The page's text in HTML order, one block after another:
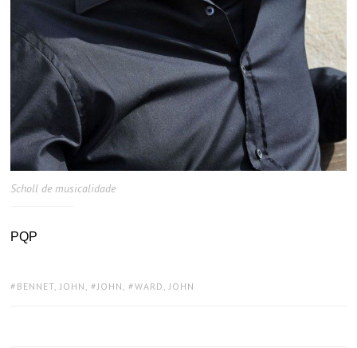
Scholl de musicalidade
PQP
TAGS:
BENNET, JOHN , JOHN , WARD, JOHN